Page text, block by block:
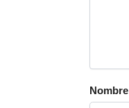
Nombre